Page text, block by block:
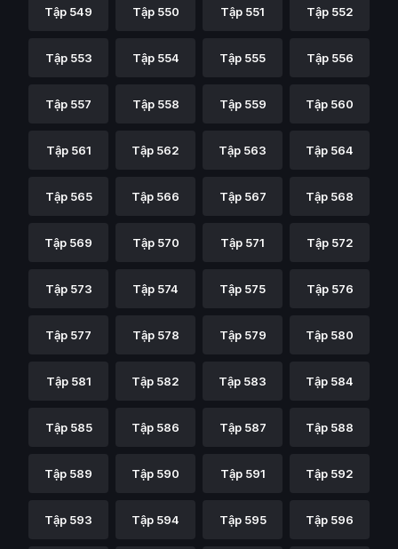
Tập 549 Tập 550 Tập 551 Tập 552
Tập 553 Tập 554 Tập 555 Tập 556
Tập 557 Tập 558 Tập 559 Tập 560
Tập 561 Tập 562 Tập 563 Tập 564
Tập 565 Tập 566 Tập 567 Tập 568
Tập 569 Tập 570 Tập 571 Tập 572
Tập 573 Tập 574 Tập 575 Tập 576
Tập 577 Tập 578 Tập 579 Tập 580
Tập 581 Tập 582 Tập 583 Tập 584
Tập 585 Tập 586 Tập 587 Tập 588
Tập 589 Tập 590 Tập 591 Tập 592
Tập 593 Tập 594 Tập 595 Tập 596